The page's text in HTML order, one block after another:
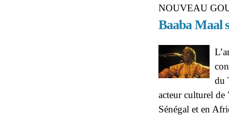
NOUVEAU
Baaba Maal
du
acteur culturel de
Sénégal et en